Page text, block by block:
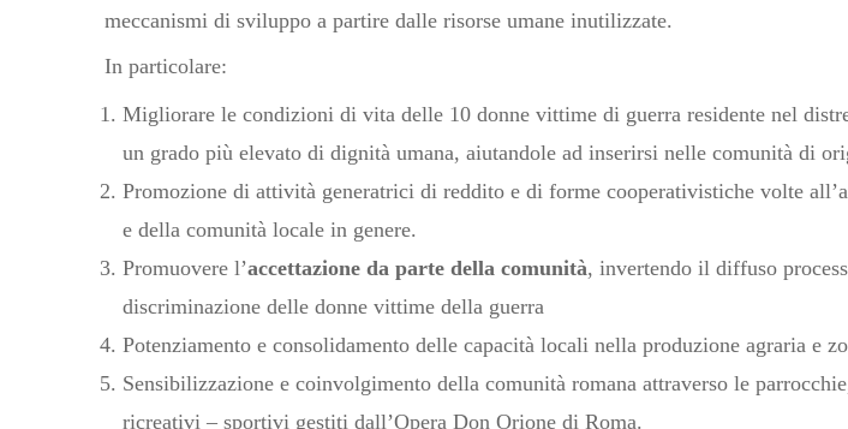
meccanismi di sviluppo a partire dalle risorse umane inutilizzate.
In particolare:
Migliorare le condizioni di vita delle 10 donne vittime di guerra residente nel
un grado più elevato di dignità umana, aiutandole ad inserirsi nelle comunità di
Promozione di attività generatrici di reddito e di forme cooperativistiche volte
e della comunità locale in genere.
Promuovere l’accettazione da parte della comunità, invertendo il diffuso
discriminazione delle donne vittime della guerra
Potenziamento e consolidamento delle capacità locali nella produzione agraria e
Sensibilizzazione e coinvolgimento della comunità romana attraverso le
ricreativi – sportivi gestiti dall’Opera Don Orione di Roma.